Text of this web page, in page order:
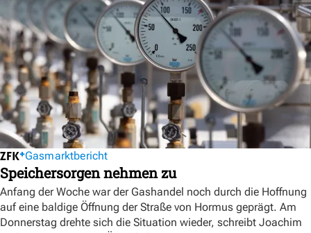
Gasmarktbericht
Speichersorgen nehmen zu
Anfang der Woche war der Gashandel noch durch die Hoffnung
auf eine baldige Öffnung der Straße von Hormus geprägt. Am
Donnerstag drehte sich die Situation wieder, schreibt Joachim